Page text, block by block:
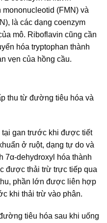
(FMN) và
là các dạng coenzym
mô. Riboflavin cũng cần
hóa tryptophan thành
vẹn của hồng cầu.
thu từ đường tiêu hóa và
gan trước khi được tiết
ở ruột, dạng tự do và
7α-dehydroxyl hóa thành
được thải trừ trực tiếp qua
phần lớn được liên hợp
khi thải trừ vào phân.
tiêu hóa sau khi uống